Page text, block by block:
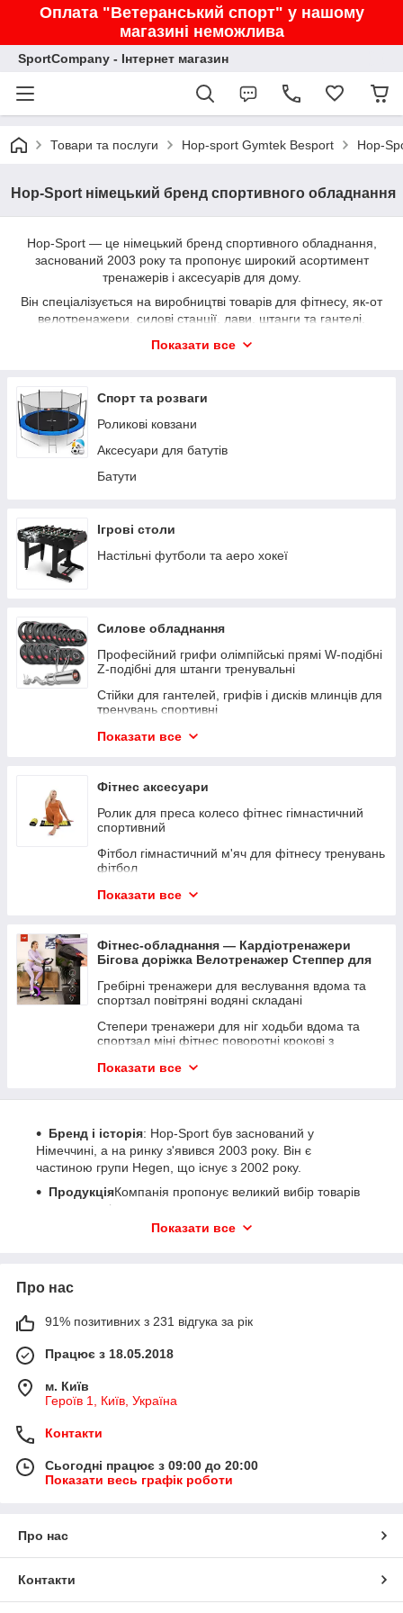
Оплата "Ветеранський спорт" у нашому
магазині неможлива
SportCompany - Інтернет магазин
Товари та послуги Hop-sport Gymtek Besport Hop-
Hop-Sport німецький бренд спортивного обладнання
Hop-Sport — це німецький бренд спортивного обладнання,
заснований 2003 року та пропонує широкий асортимент
тренажерів і аксесуарів для дому.
Він спеціалізується на виробництві товарів для фітнесу, як-от
велотренажери, силові станції, лави, штанги та гантелі.
Бренд має популярність в Європі, включно з Україною, і має
Показати все
Спорт та розваги
Роликові ковзани
Аксесуари для батутів
Батути
Ігрові столи
Настільні футболи та аеро хокеї
Силове обладнання
Професійний грифи олімпійські прямі W-подібні
Z-подібні для штанги тренувальні
Стійки для гантелей, грифів і дисків млинців для
тренувань спортивні
Рукавички для боксу та підлогові мішки
Силові аксесуары
Шведські стінки та фітнес-станції
Гирі
Турніки та бруси
Показати все
Фітнес аксесуари
Ролик для преса колесо фітнес гімнастичний
спортивний
Фітбол гімнастичний м'яч для фітнесу тренувань
фітбол
Спортивні обважнювачі манжети для рук і ніг
обважнений для схуднення
зимові туристичні для скандинавської ходьби
ножиці для рук спортивні
гумові тканинні петлі
Масажні м'ячі та ролики
Степ та балансувальні платформи
Упори для віджимань
Спортивні килимки та мати
Показати все
Фітнес-обладнання — Кардіотренажери
Бігова доріжка Велотренажер Степпер для
Гребірні тренажери для веслування вдома та
спортзал повітряні водяні складані
Степери тренажери для ніг ходьби вдома та
спортзал міні фітнес поворотні крокові з
Орбітреки професійні оригінальні еліптичні
Спінбайк для дому велотренажер Спін-
велосипед професійні велотренажери
Бігова доріжка для дому ходьби тренажери для
квартири з регулюванням кута нахилу
Горизонтальні велотренажери професійні
Показати все
Бренд і історія: Hop-Sport був заснований у
Німеччині, а на ринку з'явився 2003 року. Він є
частиною групи Hegen, що існує з 2002 року.
ПродукціяКомпанія пропонує великий вибір товарів
для домашніх тренувань, включно з:
Тренажери для кардіотренувань
Штанці, гантелі та інше обладнання для
Аксесуари для фітнесу
Ринок: Бренд широко представлений у Європі,
зокрема в Німеччині, Польщі, Чехії, Франції, Словаччині
позиціюється як європейська якість для домашніх
тренувань, що дає змогу створити повноцінний
Показати все
Про нас
91% позитивних з 231 відгука за рік
Працює з 18.05.2018
м. Київ
Героїв 1, Київ, Україна
Контакти
Сьогодні працює з 09:00 до 20:00
Показати весь графік роботи
Про нас
Контакти